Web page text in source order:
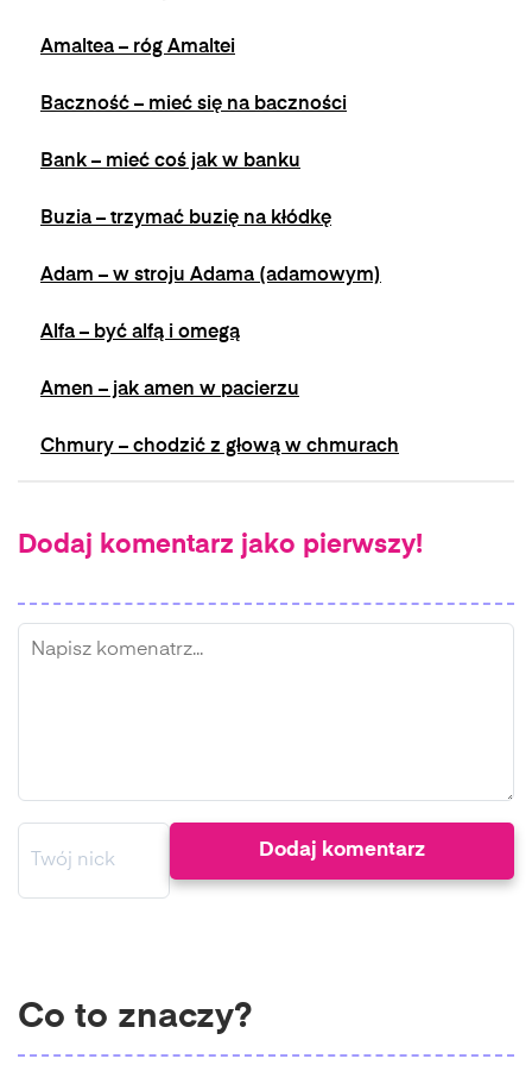
Amaltea – róg Amaltei
Baczność – mieć się na baczności
Bank – mieć coś jak w banku
Buzia – trzymać buzię na kłódkę
Adam – w stroju Adama (adamowym)
Alfa – być alfą i omegą
Amen – jak amen w pacierzu
Chmury – chodzić z głową w chmurach
Dodaj komentarz jako pierwszy!
Co to znaczy?